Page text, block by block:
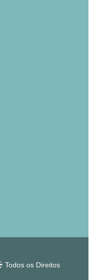
Todos os Direitos